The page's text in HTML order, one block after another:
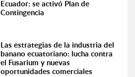
Ecuador: se activó Plan de
Contingencia
Las estrategias de la industria del
banano ecuatoriano: lucha contra
el Fusarium y nuevas
oportunidades comerciales